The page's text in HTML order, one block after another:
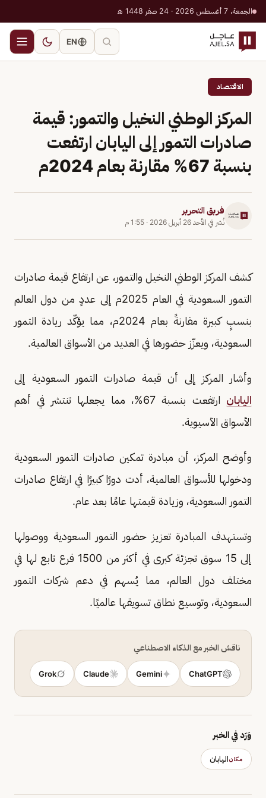
الجمعة، 7 أغسطس 2026 · 24 صفر 1448 هـ
EN
الاقتصاد
المركز الوطني النخيل والتمور: قيمة
صادرات التمور إلى اليابان ارتفعت
بنسبة 67% مقارنة بعام 2024م
فريق التحرير
نُشر في الأحد 26 أبريل 2026 · 1:55 م
كشف المركز الوطني النخيل والتمور، عن ارتفاع قيمة صادرات
التمور السعودية في العام 2025م إلى عددٍ من دول العالم
بنسبٍ كبيرة مقارنةً بعام 2024م، مما يؤكّد ريادة التمور
السعودية، ويعزّز حضورها في العديد من الأسواق العالمية.
وأشار المركز إلى أن قيمة صادرات التمور السعودية إلى
اليابان
ارتفعت بنسبة 67%، مما يجعلها تنتشر في أهم
الأسواق الآسيوية.
وأوضح المركز، أن مبادرة تمكين صادرات التمور السعودية
ودخولها للأسواق العالمية، أدت دورًا كبيرًا في ارتفاع صادرات
التمور السعودية، وزيادة قيمتها عامًا بعد عام.
وتستهدف المبادرة تعزيز حضور التمور السعودية ووصولها
إلى 15 سوق تجزئة كبرى في أكثر من 1500 فرع تابع لها في
مختلف دول العالم، مما يُسهم في دعم شركات التمور
السعودية، وتوسيع نطاق تسويقها عالميًا.
ناقش الخبر مع الذكاء الاصطناعي
ChatGPT
Gemini
Claude
Grok
وَرَد في الخبر
مكاناليابان